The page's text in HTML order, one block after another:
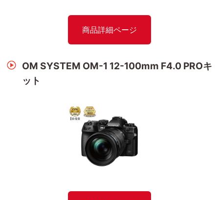
商品詳細ページ
OM SYSTEM OM-1 12-100mm F4.0 PROキ
ット